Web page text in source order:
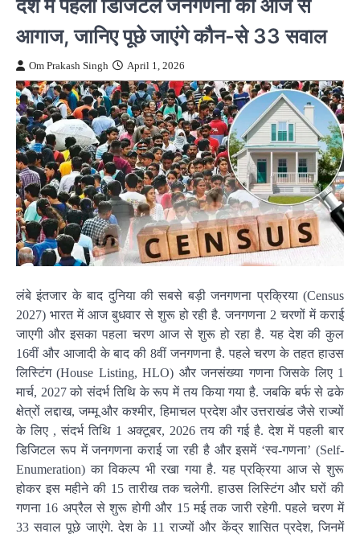
आगाज, जानिए पूछे जाएंगे कौन-से 33 सवाल
Om Prakash Singh April 1, 2026
लंबे इंतजार के बाद दुनिया की सबसे बड़ी जनगणना प्रक्रिया (Census
2027) भारत में आज बुधवार से शुरू हो रही है. जनगणना 2 चरणों में कराई
जाएगी और इसका पहला चरण आज से शुरू हो रहा है. यह देश की कुल
16वीं और आजादी के बाद की 8वीं जनगणना है. पहले चरण के तहत हाउस
लिस्टिंग (House Listing, HLO) और जनसंख्या गणना जिसके लिए 1
मार्च, 2027 को संदर्भ तिथि के रूप में तय किया गया है. जबकि बर्फ से ढके
क्षेत्रों लद्दाख, जम्मू और कश्मीर, हिमाचल प्रदेश और उत्तराखंड जैसे राज्यों
के लिए , संदर्भ तिथि 1 अक्टूबर, 2026 तय की गई है. देश में पहली बार
डिजिटल रूप में जनगणना कराई जा रही है और इसमें ‘स्व-गणना’ (Self-
Enumeration) का विकल्प भी रखा गया है. यह प्रक्रिया आज से शुरू
होकर इस महीने की 15 तारीख तक चलेगी. हाउस लिस्टिंग और घरों की
गणना 16 अप्रैल से शुरू होगी और 15 मई तक जारी रहेगी. पहले चरण में
33 सवाल पूछे जाएंगे. देश के 11 राज्यों और केंद्र शासित प्रदेश, जिनमें